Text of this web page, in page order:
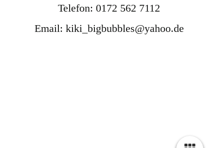
Telefon: 0172 562 7112
Email: kiki_bigbubbles@yahoo.de